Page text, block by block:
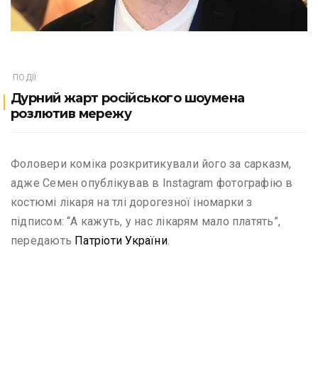
ПОДІЇ
Дурний жарт російського шоумена
розлютив мережу
Фоловери коміка розкритикували його за сарказм,
адже Семен опублікував в Instagram фотографію в
костюмі лікаря на тлі дорогезної іномарки з
підписом: “А кажуть, у нас лікарям мало платять”,
передають Патріоти України.